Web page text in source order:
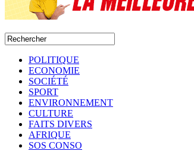
POLITIQUE
ECONOMIE
SOCIÉTÉ
SPORT
ENVIRONNEMENT
CULTURE
FAITS DIVERS
AFRIQUE
SOS CONSO